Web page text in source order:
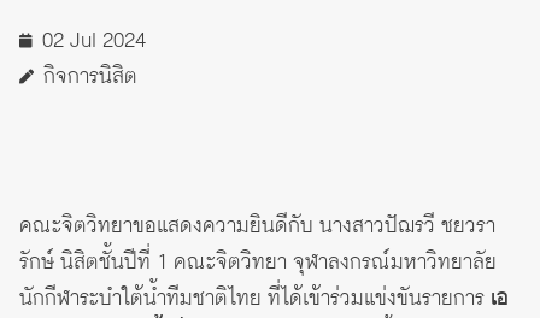
02 Jul 2024
กิจการนิสิต
คณะจิตวิทยาขอแสดงความยินดีกับ นางสาวปัฌรวี ชยวรา
รักษ์ นิสิตชั้นปีที่ 1 คณะจิตวิทยา จุฬาลงกรณ์มหาวิทยาลัย
นักกีฬาระบำใต้น้ำทีมชาติไทย ที่ได้เข้าร่วมแข่งขันรายการ เอ